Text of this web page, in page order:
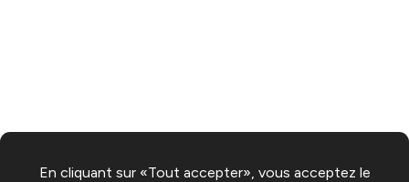
En cliquant sur «Tout accepter», vous acceptez le